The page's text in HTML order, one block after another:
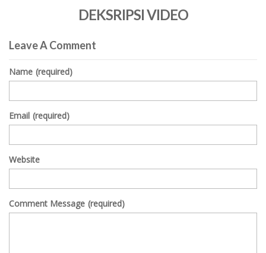
DEKSRIPSI VIDEO
Leave A Comment
Name (required)
Email (required)
Website
Comment Message (required)